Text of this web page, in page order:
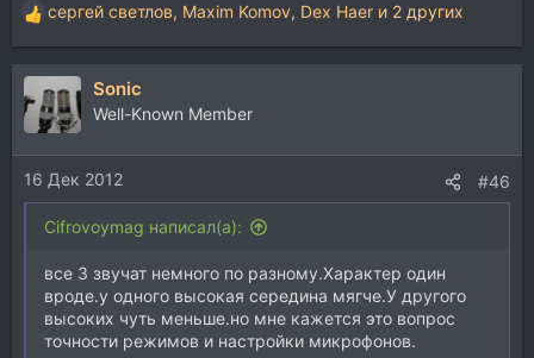
Р
е
а
ц
и
и
:
сергей светлов, Maxim Komov, Dex Haer и 2 других
Sonic
Well-Known Member
16 Дек 2012 #46
Cifrovoymag написал(а):
все 3 звучат немного по разному.Характер один
вроде.у одного высокая середина мягче.У другого
высоких чуть меньше.но мне кажется это вопрос
точности режимов и настройки микрофонов.